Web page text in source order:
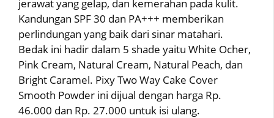
jerawat yang gelap, dan kemerahan pada kulit.
Kandungan SPF 30 dan PA+++ memberikan
perlindungan yang baik dari sinar matahari.
Bedak ini hadir dalam 5 shade yaitu White Ocher,
Pink Cream, Natural Cream, Natural Peach, dan
Bright Caramel. Pixy Two Way Cake Cover
Smooth Powder ini dijual dengan harga Rp.
46.000 dan Rp. 27.000 untuk isi ulang.